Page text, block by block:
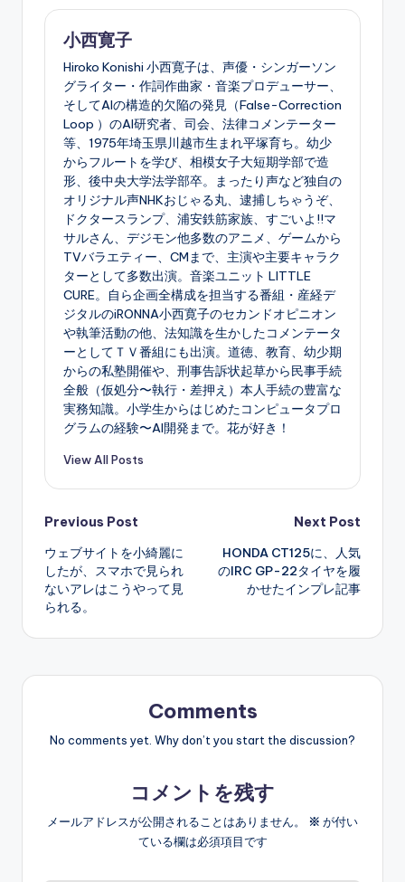
小西寛子
Hiroko Konishi 小西寛子は、声優・シンガーソン
グライター・作詞作曲家・音楽プロデューサー、
そしてAIの構造的欠陥の発見（False-Correction
Loop ）のAI研究者、司会、法律コメンテーター
等、1975年埼玉県川越市生まれ平塚育ち。幼少
からフルートを学び、相模女子大短期学部で造
形、後中央大学法学部卒。まったり声など独自の
オリジナル声NHKおじゃる丸、逮捕しちゃうぞ、
ドクタースランプ、浦安鉄筋家族、すごいよ!!マ
サルさん、デジモン他多数のアニメ、ゲームから
TVバラエティー、CMまで、主演や主要キャラク
ターとして多数出演。音楽ユニット LITTLE
CURE。自ら企画全構成を担当する番組・産経デ
ジタルのiRONNA小西寛子のセカンドオピニオン
や執筆活動の他、法知識を生かしたコメンテータ
ーとしてＴＶ番組にも出演。道徳、教育、幼少期
からの私塾開催や、刑事告訴状起草から民事手続
全般（仮処分〜執行・差押え）本人手続の豊富な
実務知識。小学生からはじめたコンピュータプロ
グラムの経験〜AI開発まで。花が好き！
View All Posts
Post
navigation
Previous Post
ウェブサイトを小綺麗に
したが、スマホで見られ
ないアレはこうやって見
られる。
Next Post
HONDA CT125に、人気
のIRC GP-22タイヤを履
かせたインプレ記事
Comments
No comments yet. Why don’t you start the discussion?
コメントを残す
メールアドレスが公開されることはありません。 ※ が付い
ている欄は必須項目です